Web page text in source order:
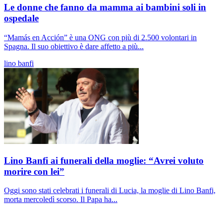
Le donne che fanno da mamma ai bambini soli in
ospedale
“Mamás en Acción” è una ONG con più di 2.500 volontari in
Spagna. Il suo obiettivo è dare affetto a più...
lino banfi
Lino Banfi ai funerali della moglie: “Avrei voluto
morire con lei”
Oggi sono stati celebrati i funerali di Lucia, la moglie di Lino Banfi,
morta mercoledì scorso. Il Papa ha...